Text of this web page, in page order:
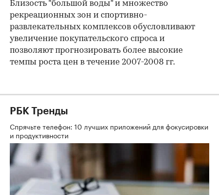
Близость "большой воды" и множество
рекреационных зон и спортивно-
развлекательных комплексов обусловливают
увеличение покупательского спроса и
позволяют прогнозировать более высокие
темпы роста цен в течение 2007-2008 гг.
РБК Тренды
Спрячьте телефон: 10 лучших приложений для фокусировки
и продуктивности